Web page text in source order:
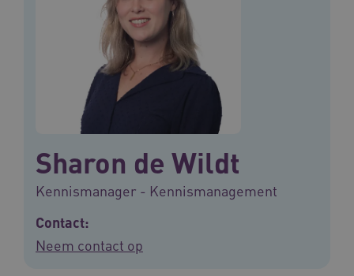
Sharon de Wildt
Kennismanager - Kennismanagement
Contact:
Neem contact op